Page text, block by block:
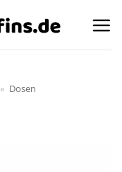
» Dosen